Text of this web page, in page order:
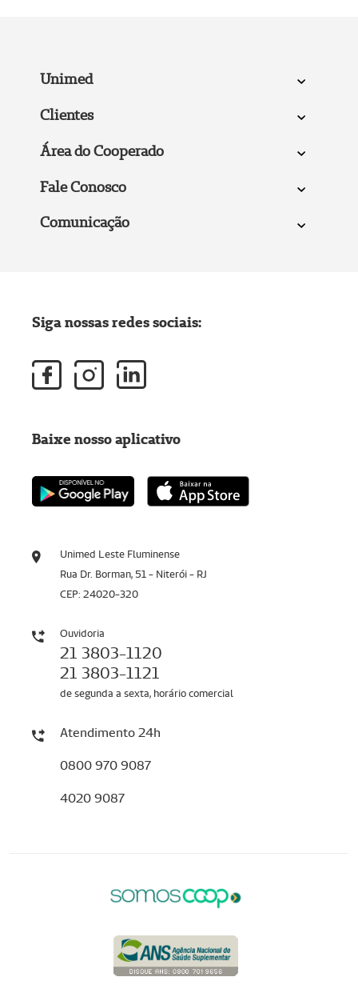
Unimed
Clientes
Área do Cooperado
Fale Conosco
Comunicação
Unimed Leste Fluminense
Rua Dr. Borman, 51 - Niterói - RJ
CEP: 24020-320
Ouvidoria
21 3803-1120
21 3803-1121
de segunda a sexta, horário comercial
Atendimento 24h
0800 970 9087
4020 9087
Siga nossas redes sociais:
Baixe nosso aplicativo